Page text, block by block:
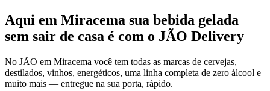
Aqui em Miracema sua bebida gelada
sem sair de casa é com o JÃO Delivery
No JÃO em Miracema você tem todas as marcas de cervejas,
destilados, vinhos, energéticos, uma linha completa de zero álcool e
muito mais — entregue na sua porta, rápido.